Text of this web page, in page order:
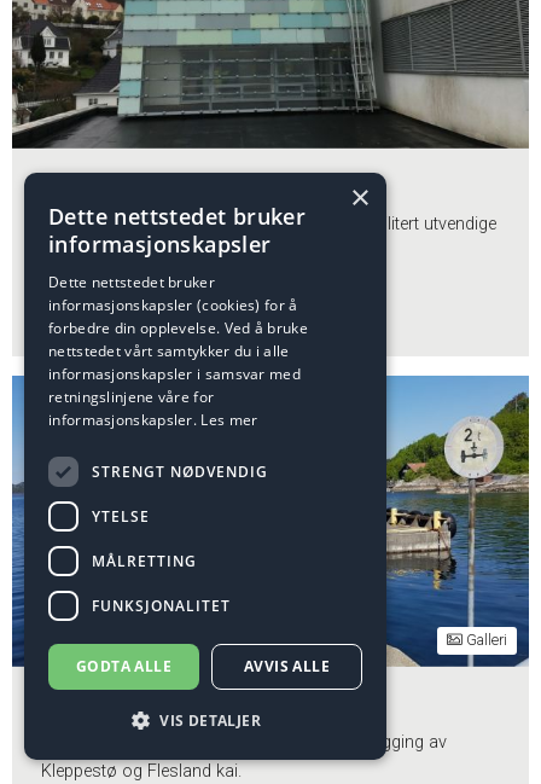
Donar AS har for Universitetet i Bergen rehabilitert utvendige
tak- og gesimsarbeider på...
REHABILITERING
Galleri
Kleppestø & Flesland kai
Donar har for Statens vegvesen utført ombygging av
Kleppestø og Flesland kai.
×
Dette nettstedet bruker
informasjonskapsler
Dette nettstedet bruker
informasjonskapsler (cookies) for å
forbedre din opplevelse. Ved å bruke
nettstedet vårt samtykker du i alle
informasjonskapsler i samsvar med
retningslinjene våre for
informasjonskapsler. Les mer
STRENGT NØDVENDIG
YTELSE
MÅLRETTING
FUNKSJONALITET
GODTA ALLE AVVIS ALLE
VIS DETALJER